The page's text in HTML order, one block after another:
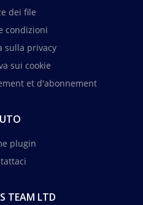
dei file
condizioni
sulla privacy
sui cookie
et d'abonnement
plugin
TEAM LTD